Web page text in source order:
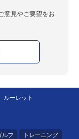
意見やご要望をお
ーレット
ルフ トレーニング